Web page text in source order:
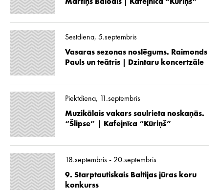
Mārtiņš Balodis | Kafejnīca “Kūriņš”
Sestdiena, 5.septembris
Vasaras sezonas noslēgums. Raimonds
Pauls un teātris | Dzintaru koncertzāle
Piektdiena, 11.septembris
Muzikālais vakars saulrieta noskaņās.
“Šlipse” | Kafejnīca “Kūriņš”
18.septembris - 20.septembris
9. Starptautiskais Baltijas jūras koru
konkurss